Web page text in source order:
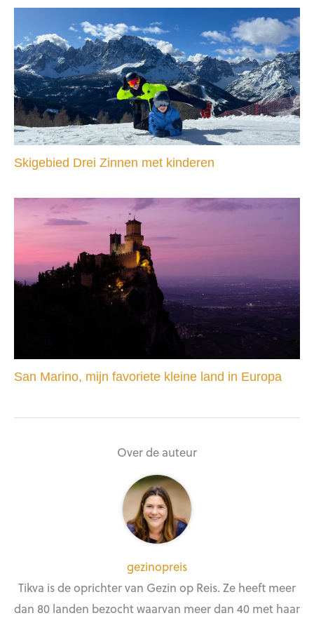
Skigebied Drei Zinnen met kinderen
San Marino, mijn favoriete kleine land in Europa
Over de auteur
gezinopreis
Tikva is de oprichter van Gezin op Reis. Ze heeft meer
dan 80 landen bezocht waarvan meer dan 40 met haar